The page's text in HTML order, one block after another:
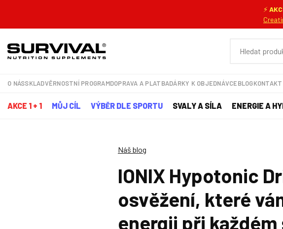
⚡
O NÁSSKLADVĚRNOSTNÍ PROGRAMDOPRAVA A PLATBADÁRKY K OBJEDNÁVCEBLOGKONTAKT
AKCE 1 + 1 MŮJ CÍL VÝBĚR DLE SPORTU SVALY A SÍLA ENERGIE A
Náš blog
IONIX Hypotonic
osvěžení, které
energii při